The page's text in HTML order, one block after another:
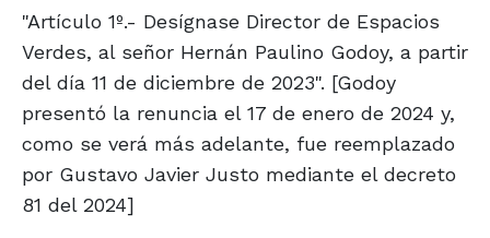
"Artículo 1º.- Desígnase Director de Espacios
Verdes, al señor Hernán Paulino Godoy, a partir
del día 11 de diciembre de 2023". [Godoy
presentó la renuncia el 17 de enero de 2024 y,
como se verá más adelante, fue reemplazado
por Gustavo Javier Justo mediante el decreto
81 del 2024]